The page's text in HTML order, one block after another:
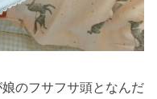
のフサフサ頭となんだ